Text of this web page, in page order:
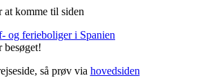
komme til siden
og ferieboliger i Spanien
besøget!
så prøv via hovedsiden